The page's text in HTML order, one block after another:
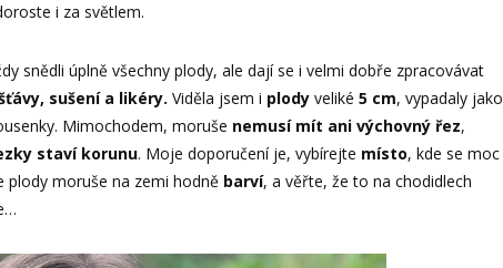
i za světlem.
snědli úplně všechny plody, ale dají se i velmi dobře zpracovávat
sušení a likéry. Viděla jsem i plody veliké 5 cm, vypadaly jako
Mimochodem, moruše nemusí mít ani výchovný řez,
staví korunu. Moje doporučení je, vybírejte místo, kde se moc
plody moruše na zemi hodně barví, a věřte, že to na chodidlech